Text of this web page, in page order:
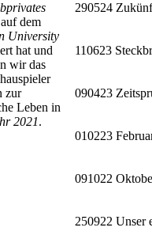
dem
University
hat und
wir das
zur
Leben in
2021.
290524
110623
090423
010223
091022
250922 Unser